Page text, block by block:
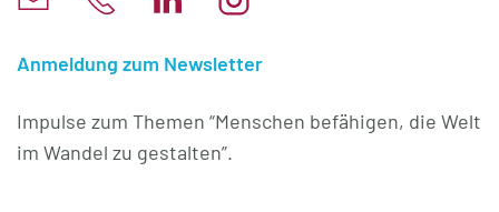
Anmeldung zum Newsletter
Impulse zum Themen “Menschen befähigen, die Welt
im Wandel zu gestalten”.